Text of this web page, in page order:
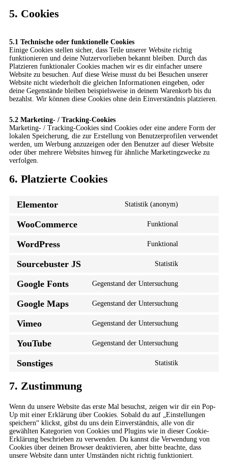
5. Cookies
5.1 Technische oder funktionelle Cookies
Einige Cookies stellen sicher, dass Teile unserer Website richtig
funktionieren und deine Nutzervorlieben bekannt bleiben. Durch das
Platzieren funktionaler Cookies machen wir es dir einfacher unsere
Website zu besuchen. Auf diese Weise musst du bei Besuchen unserer
Website nicht wiederholt die gleichen Informationen eingeben, oder
deine Gegenstände bleiben beispielsweise in deinem Warenkorb bis du
bezahlst. Wir können diese Cookies ohne dein Einverständnis platzieren.
5.2 Marketing- / Tracking-Cookies
Marketing- / Tracking-Cookies sind Cookies oder eine andere Form der
lokalen Speicherung, die zur Erstellung von Benutzerprofilen verwendet
werden, um Werbung anzuzeigen oder den Benutzer auf dieser Website
oder über mehrere Websites hinweg für ähnliche Marketingzwecke zu
verfolgen.
6. Platzierte Cookies
Elementor Statistik (anonym)
WooCommerce Funktional
WordPress Funktional
Sourcebuster JS Statistik
Google Fonts Gegenstand der Untersuchung
Google Maps Gegenstand der Untersuchung
Vimeo Gegenstand der Untersuchung
YouTube Gegenstand der Untersuchung
Sonstiges Statistik
7. Zustimmung
Wenn du unsere Website das erste Mal besuchst, zeigen wir dir ein Pop-
Up mit einer Erklärung über Cookies. Sobald du auf „Einstellungen
speichern“ klickst, gibst du uns dein Einverständnis, alle von dir
gewählten Kategorien von Cookies und Plugins wie in dieser Cookie-
Erklärung beschrieben zu verwenden. Du kannst die Verwendung von
Cookies über deinen Browser deaktivieren, aber bitte beachte, dass
unsere Website dann unter Umständen nicht richtig funktioniert.